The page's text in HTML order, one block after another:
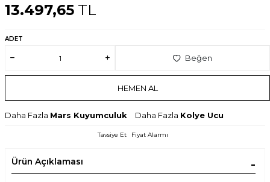
13.497,65 TL
ADET
Beğen
HEMEN AL
Daha Fazla Mars Kuyumculuk Daha Fazla Kolye Ucu
Tavsiye Et Fiyat Alarmı
Ürün Açıklaması